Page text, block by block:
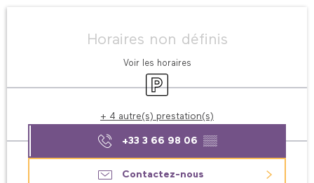
Horaires non définis
Voir les horaires
Parking
+ 4 autre(s) prestation(s)
+33 3 66 98 06 ▒▒
Contactez-nous